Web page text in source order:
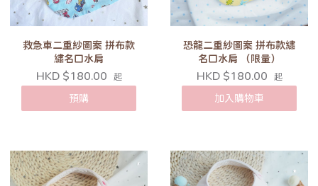
救急車二重紗圖案 拼布款
繡名口水肩
HKD $180.00 起
預購
恐龍二重紗圖案 拼布款繡
名口水肩 （限量）
HKD $180.00 起
加入購物車